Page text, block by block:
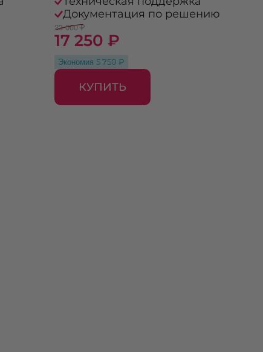
Документация по решению
23 000 ₽
17 250 ₽
Экономия5 750 ₽
КУПИТЬ